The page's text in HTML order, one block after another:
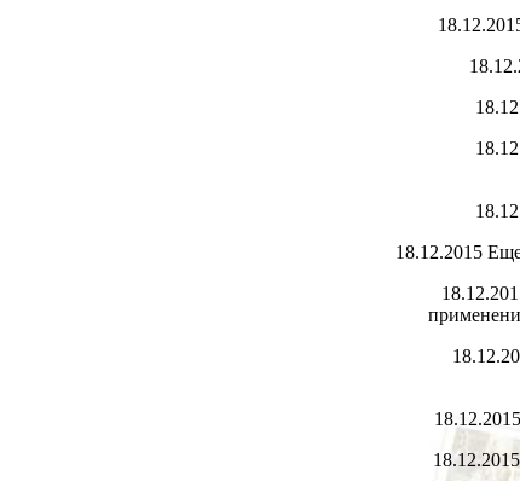
18.12.2015 Еще
18.12.2015
18.12.2015